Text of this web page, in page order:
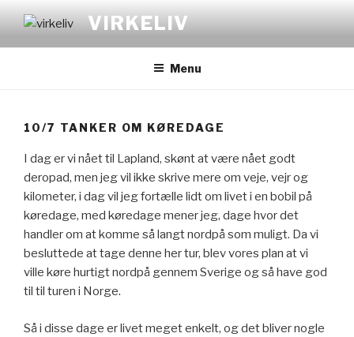
indhold
VIRKELIV
Menu
10/7 TANKER OM KØREDAGE
I dag er vi nået til Lapland, skønt at være nået godt
deropad, men jeg vil ikke skrive mere om veje, vejr og
kilometer, i dag vil jeg fortælle lidt om livet i en bobil på
køredage, med køredage mener jeg, dage hvor det
handler om at komme så langt nordpå som muligt. Da vi
besluttede at tage denne her tur, blev vores plan at vi
ville køre hurtigt nordpå gennem Sverige og så have god
til til turen i Norge.
Så i disse dage er livet meget enkelt, og det bliver nogle